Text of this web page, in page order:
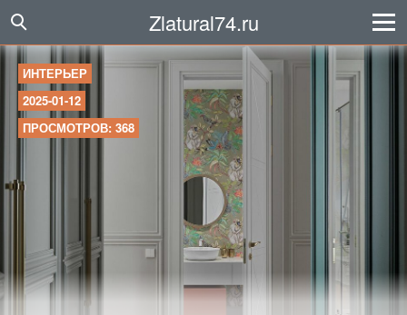
Zlatural74.ru
ИНТЕРЬЕР
2025-01-12
ПРОСМОТРОВ: 368